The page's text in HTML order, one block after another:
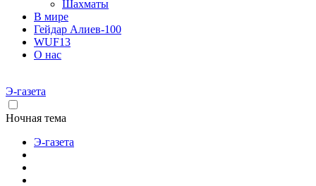
Шахматы
В мире
Гейдар Алиев-100
WUF13
О нас
Э-газета
Ночная тема
Э-газета